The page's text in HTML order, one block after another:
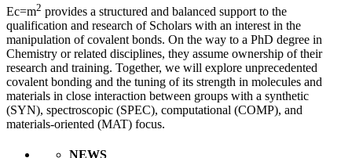
Ec=m2 provides a structured and balanced support to the
qualification and research of Scholars with an interest in the
manipulation of covalent bonds. On the way to a PhD degree in
Chemistry or related disciplines, they assume ownership of their
research and training. Together, we will explore unprecedented
covalent bonding and the tuning of its strength in molecules and
materials in close interaction between groups with a synthetic
(SYN), spectroscopic (SPEC), computational (COMP), and
materials-oriented (MAT) focus.
NEWS